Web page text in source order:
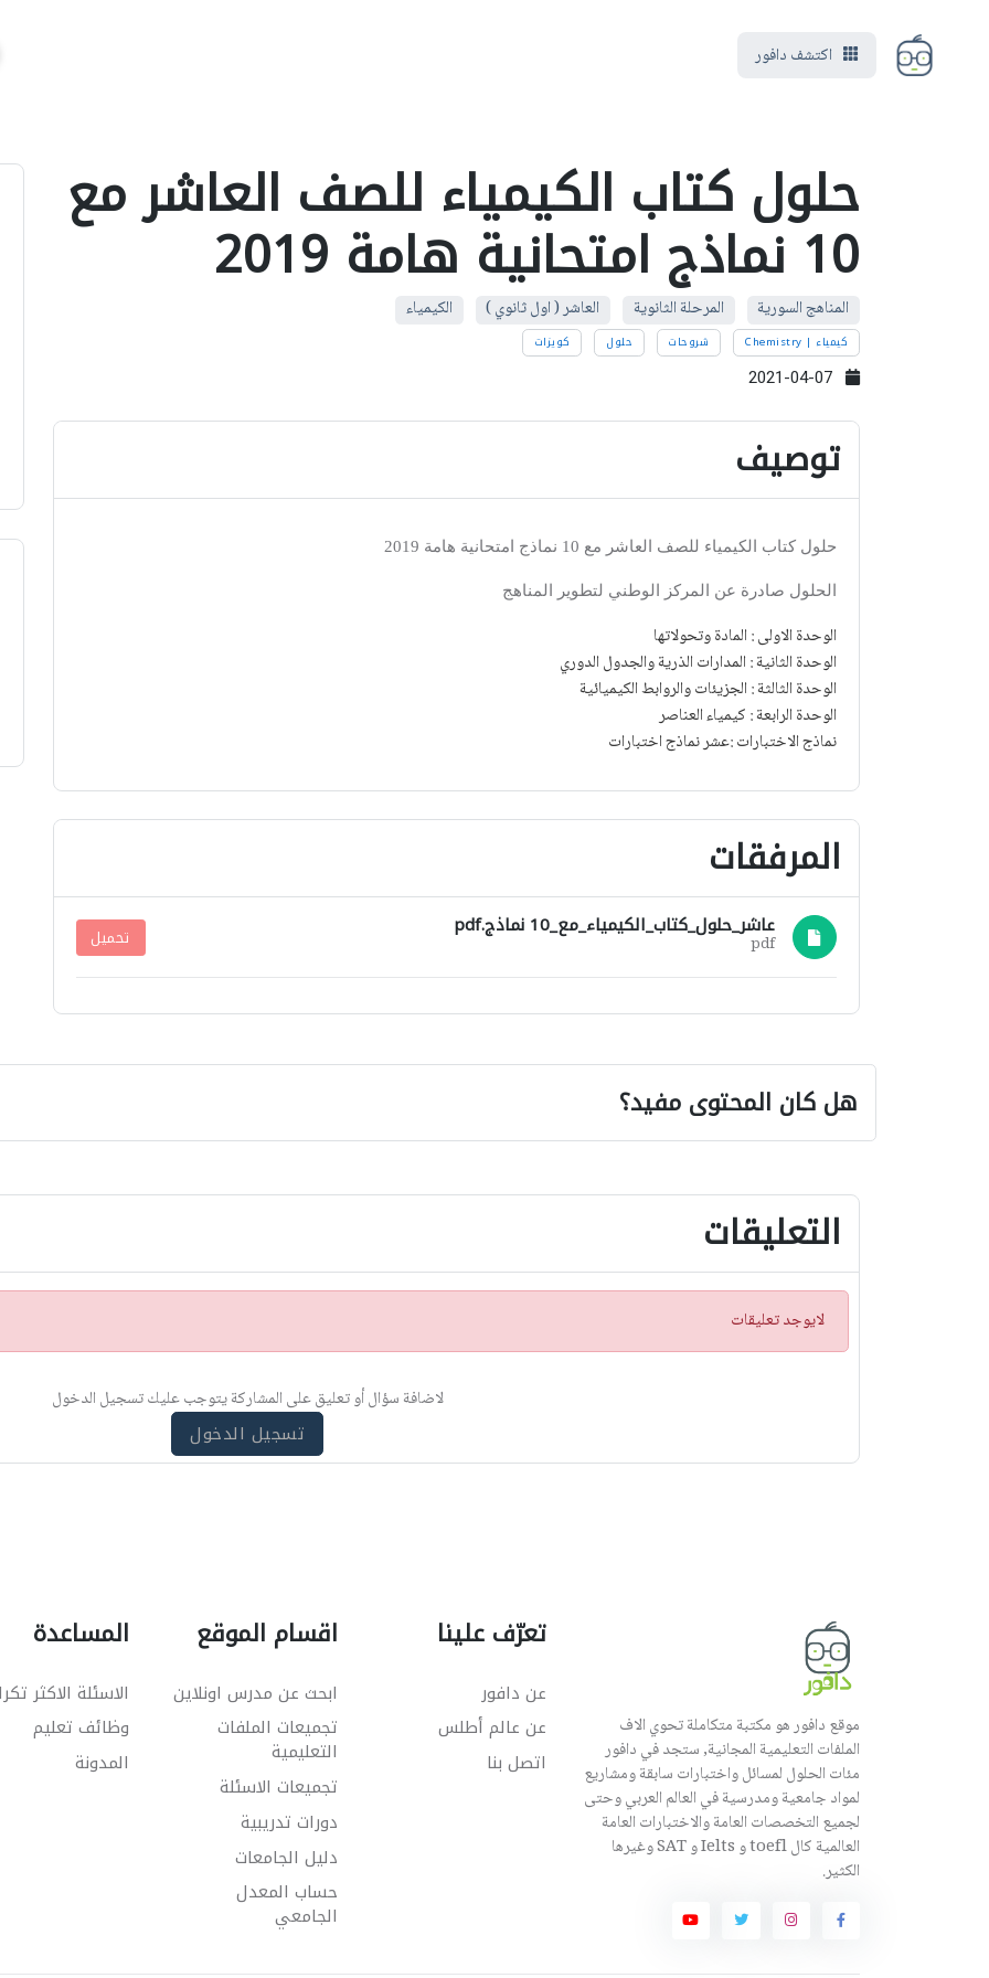
اكتشف دافور
حلول كتاب الكيمياء للصف العاشر مع
10 نماذج امتحانية هامة 2019
المناهج السورية المرحلة الثانوية العاشر ( اول ثانوي ) الكيمياء
كيمياء | Chemistry شروحات حلول كويزات
توصيف
حلول كتاب الكيمياء للصف العاشر مع 10 نماذج امتحانية هامة 2019
الحلول صادرة عن المركز الوطني لتطوير المناهج
الوحدة الاولى:المادة وتحولاتها
الوحدة الثانية:المدارات الذرية والجدول الدوري
الوحدة الثالثة:الجزيئات والروابط الكيميائية
الوحدة الرابعة:كيمياء العناصر
نماذج الاختبارات:عشر نماذج اختبارات
المرفقات
عاشر_حلول_كتاب_الكيمياء_مع_10 نماذج.pdf
pdf تحميل
هل كان المحتوى مفيد؟
التعليقات
ت
ن
لايوجد تعليقات
لاضافة سؤال أو تعليق على المشاركة يتوجب عليك تسجيل الدخول
تسجيل الدخول
موقع دافور هو مكتبة متكاملة تحوي الاف
الملفات التعليمية المجانية, ستجد في دافور
مئات الحلول لمسائل واختبارات سابقة ومشاريع
لمواد جامعية ومدرسية في العالم العربي وحتى
لجميع التخصصات العامة والاختبارات العامة
العالمية كال toefl و Ielts و SAT وغيرها
الكثير.
تعرّف علينا
عن دافور
عن عالم أطلس
اتصل بنا
اقسام الموقع
ابحث عن مدرس اونلاين
تجميعات الملفات
التعليمية
تجميعات الاسئلة
دورات تدريبية
دليل الجامعات
حساب المعدل
الجامعي
المساعدة
الاسئلة الاكثر
وظائف تعليم
المدونة